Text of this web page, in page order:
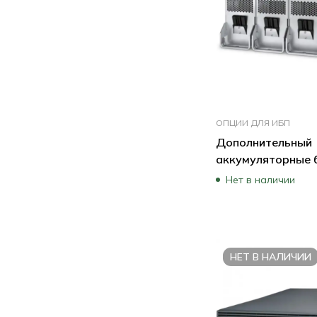
ОПЦИИ ДЛЯ ИБП
Дополнительный
аккумуляторные
ИБП APC E3SBTH4
Нет в наличии
НЕТ В НАЛИЧИИ